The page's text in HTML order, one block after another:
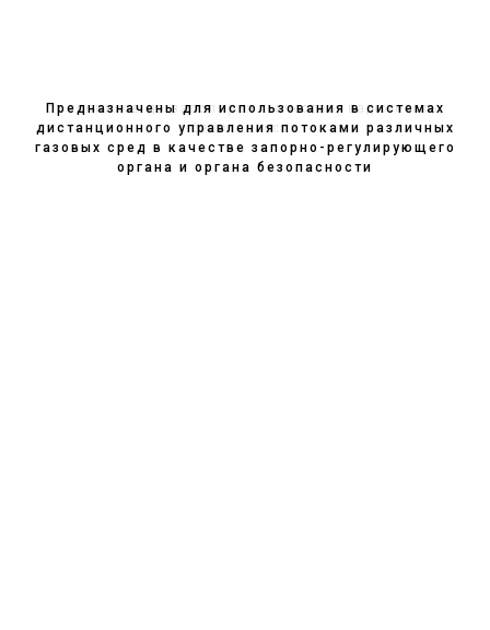
от тропиков до заполярья. качество, надежность,
безопасность
Предназначены для использования в системах
дистанционного управления потоками различных
газовых сред в качестве запорно-регулирующего
органа и органа безопасности